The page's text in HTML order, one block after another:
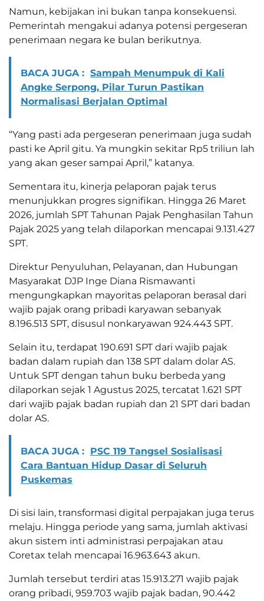
Namun, kebijakan ini bukan tanpa konsekuensi.
Pemerintah mengakui adanya potensi pergeseran
penerimaan negara ke bulan berikutnya.
BACA JUGA : Sampah Menumpuk di Kali
Angke Serpong, Pilar Turun Pastikan
Normalisasi Berjalan Optimal
“Yang pasti ada pergeseran penerimaan juga sudah
pasti ke April gitu. Ya mungkin sekitar Rp5 triliun lah
yang akan geser sampai April,” katanya.
Sementara itu, kinerja pelaporan pajak terus
menunjukkan progres signifikan. Hingga 26 Maret
2026, jumlah SPT Tahunan Pajak Penghasilan Tahun
Pajak 2025 yang telah dilaporkan mencapai 9.131.427
SPT.
Direktur Penyuluhan, Pelayanan, dan Hubungan
Masyarakat DJP Inge Diana Rismawanti
mengungkapkan mayoritas pelaporan berasal dari
wajib pajak orang pribadi karyawan sebanyak
8.196.513 SPT, disusul nonkaryawan 924.443 SPT.
Selain itu, terdapat 190.691 SPT dari wajib pajak
badan dalam rupiah dan 138 SPT dalam dolar AS.
Untuk SPT dengan tahun buku berbeda yang
dilaporkan sejak 1 Agustus 2025, tercatat 1.621 SPT
dari wajib pajak badan rupiah dan 21 SPT dari badan
dolar AS.
BACA JUGA : PSC 119 Tangsel Sosialisasi
Cara Bantuan Hidup Dasar di Seluruh
Puskemas
Di sisi lain, transformasi digital perpajakan juga terus
melaju. Hingga periode yang sama, jumlah aktivasi
akun sistem inti administrasi perpajakan atau
Coretax telah mencapai 16.963.643 akun.
Jumlah tersebut terdiri atas 15.913.271 wajib pajak
orang pribadi, 959.703 wajib pajak badan, 90.442